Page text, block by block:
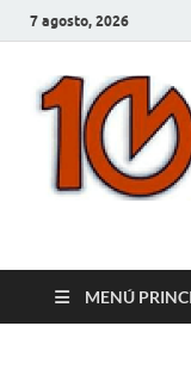
7 agosto, 2026
MENÚ